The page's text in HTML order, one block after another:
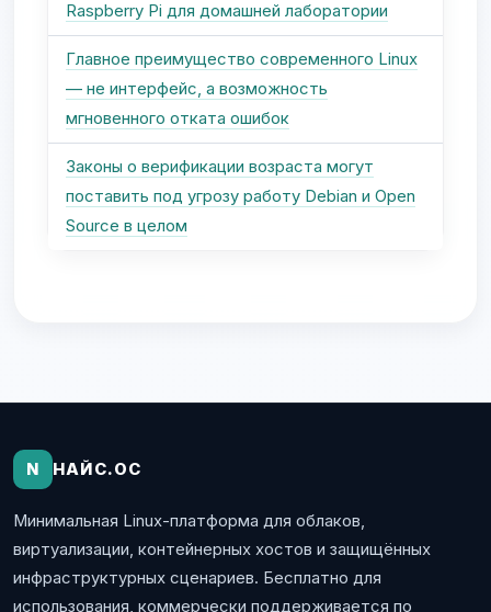
Raspberry Pi для домашней лаборатории
Главное преимущество современного Linux
— не интерфейс, а возможность
мгновенного отката ошибок
Законы о верификации возраста могут
поставить под угрозу работу Debian и Open
Source в целом
N НАЙС.ОС
Минимальная Linux-платформа для облаков,
виртуализации, контейнерных хостов и защищённых
инфраструктурных сценариев. Бесплатно для
использования, коммерчески поддерживается по